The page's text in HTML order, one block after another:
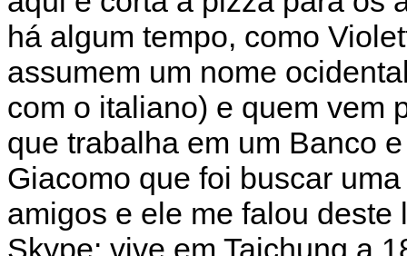
há algum tempo, como
assumem um nome
com o italiano) e quem vem
que trabalha em um Banco
Giacomo que foi buscar
amigos e ele me falou deste
Skype: vive em Taichung a